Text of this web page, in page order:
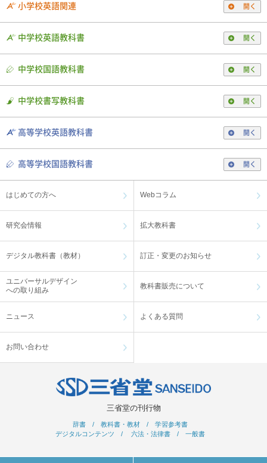
小学校英語関連 開く
中学校英語教科書 開く
中学校国語教科書 開く
中学校書写教科書 開く
高等学校英語教科書 開く
高等学校国語教科書 開く
はじめての方へ Webコラム
研究会情報 拡大教科書
デジタル教科書（教材） 訂正・変更のお知らせ
ユニバーサルデザイン
への取り組み
教科書販売について
ニュース よくある質問
お問い合わせ
三省堂の刊行物
辞書 / 教科書・教材 / 学習参考書
デジタルコンテンツ / 六法・法律書 / 一般書